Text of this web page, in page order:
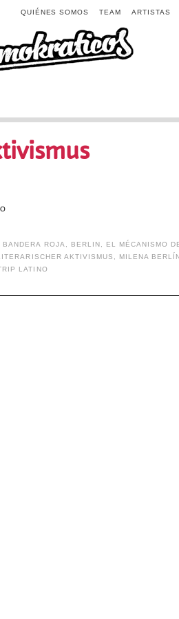
ARTISTAS
TEAM
QUIÉNES SOMOS
BANDERA ROJA BERLIN
EL MÉCANISMO
AKTIVISMUS MILENA
LATINO